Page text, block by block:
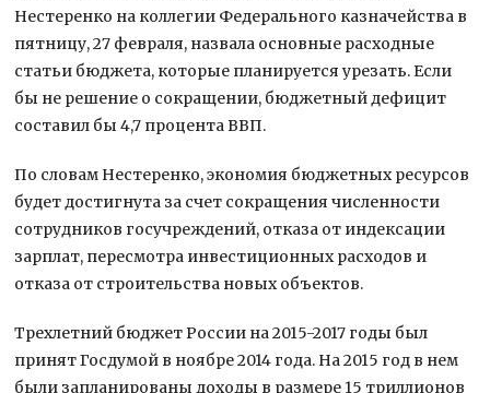
Нестеренко на коллегии Федерального казначейства в
пятницу, 27 февраля, назвала основные расходные
статьи бюджета, которые планируется урезать. Если
бы не решение о сокращении, бюджетный дефицит
составил бы 4,7 процента ВВП.
По словам Нестеренко, экономия бюджетных ресурсов
будет достигнута за счет сокращения численности
сотрудников госучреждений, отказа от индексации
зарплат, пересмотра инвестиционных расходов и
отказа от строительства новых объектов.
Трехлетний бюджет России на 2015-2017 годы был
принят Госдумой в ноябре 2014 года. На 2015 год в нем
были запланированы доходы в размере 15 триллионов